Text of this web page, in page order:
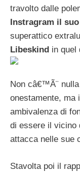
travolto dalle
Instragram il
superattico
Libeskind in quel
Non câ€™Ã¨
onestamente, ma
ambivalenza di
di essere il vicino
attacca nelle sue
Stavolta poi il